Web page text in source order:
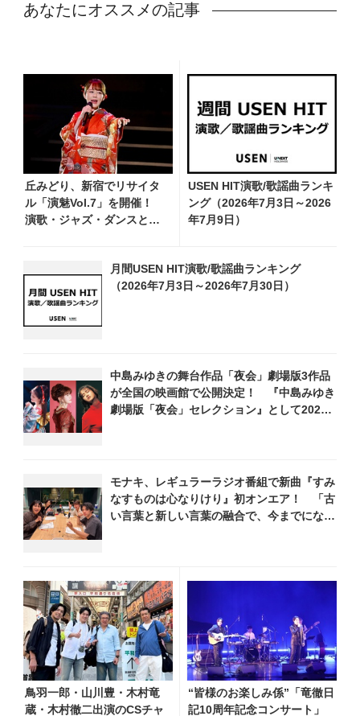
あなたにオススメの記事
丘みどり、新宿でリサイタ
ル「演魅Vol.7」を開催！
演歌・ジャズ・ダンスと見
USEN HIT演歌/歌謡曲ランキ
ング（2026年7月3日～2026
年7月9日）
月間USEN HIT演歌/歌謡曲ランキング
（2026年7月3日～2026年7月30日）
中島みゆきの舞台作品「夜会」劇場版3作品
が全国の映画館で公開決定！ 『中島みゆき
劇場版「夜会」セレクション』として2026
モナキ、レギュラーラジオ番組で新曲『すみ
なすものは心なりけり』初オンエア！ 「古
い言葉と新しい言葉の融合で、今までにない
鳥羽一郎・山川豊・木村竜
蔵・木村徹二出演のCSチャ
“皆様のお楽しみ係”「竜徹日
記10周年記念コンサート」